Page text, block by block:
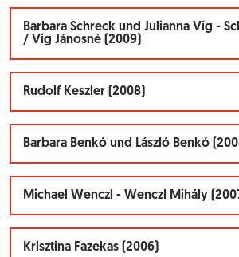
Barbara Schreck und Julianna Víg -
/ Víg Jánosné (2009)
Rudolf Keszler (2008)
Barbara Benkó und László Benkó
Michael Wenczl - Wenczl Mihály
Krisztina Fazekas (2006)